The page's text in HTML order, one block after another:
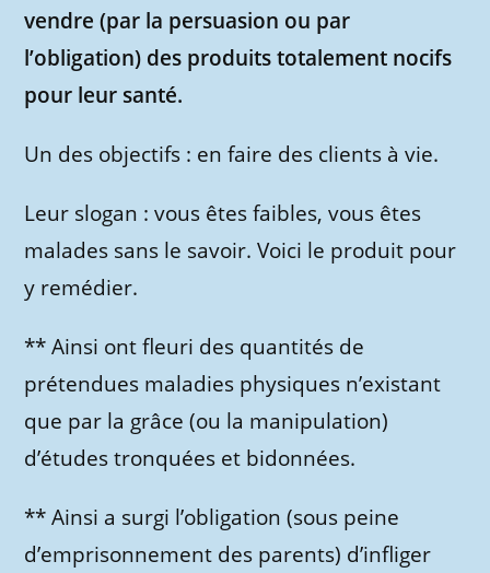
vendre (par la persuasion ou par
l’obligation) des produits totalement nocifs
pour leur santé.
Un des objectifs : en faire des clients à vie.
Leur slogan : vous êtes faibles, vous êtes
malades sans le savoir. Voici le produit pour
y remédier.
** Ainsi ont fleuri des quantités de
prétendues maladies physiques n’existant
que par la grâce (ou la manipulation)
d’études tronquées et bidonnées.
** Ainsi a surgi l’obligation (sous peine
d’emprisonnement des parents) d’infliger